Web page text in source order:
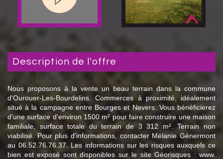
description de l'offre
Nous proposons à la vente un beau terrain dans la commune
d'Ourouer-Les-Bourdelins. Commerces à proximité, idéalement
situé à la campagne entre Bourges et Nevers. Vous bénéficierez
d'une surface d'environ 1500 m² pour faire construire une maison
familiale, surface totale du terrain de 3 312 m². Terrain non
viabilisé. Pour plus d'informations, contacter Mélanie Génermont
au 06.52.76.76.37. Les informations sur les risques auxquels ce
bien est exposé sont disponibles sur le site Géorisques : www.